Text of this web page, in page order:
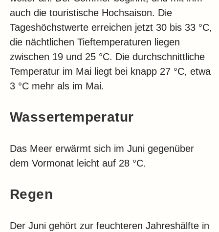
Reisemonat
Klima
auch die touristische Hochsaison. Die
Tageshöchstwerte erreichen jetzt 30 bis 33 °C,
die nächtlichen Tieftemperaturen liegen
zwischen 19 und 25 °C. Die durchschnittliche
Temperatur im Mai liegt bei knapp 27 °C, etwa
3 °C mehr als im Mai.
Wassertemperatur
Das Meer erwärmt sich im Juni gegenüber
dem Vormonat leicht auf 28 °C.
Regen
Der Juni gehört zur feuchteren Jahreshälfte in